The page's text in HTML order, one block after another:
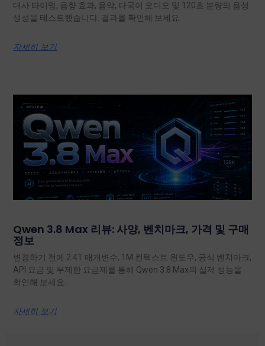
대사 타이밍, 음향 효과, 음악, 다국어 오디오 및 120초 분량의 음성
생성을 테스트했습니다. 결과를 확인해 보세요.
자세히 보기
Qwen 3.8 Max 리뷰: 사양, 벤치마크, 가격 및 구매
정보
변경하기 전에 2.4T 매개변수, 1M 컨텍스트 윈도우, 공식 벤치마크,
API 요금 및 무제한 요금제를 통해 Qwen 3.8 Max의 실제 성능을
확인해 보세요.
자세히 보기